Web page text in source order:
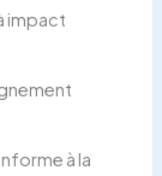
impact
à la